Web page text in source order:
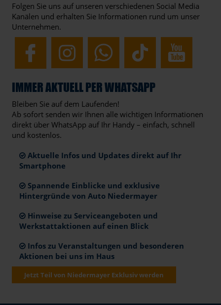
Folgen Sie uns auf unseren verschiedenen Social Media
Kanälen und erhalten Sie Informationen rund um unser
Unternehmen.
IMMER AKTUELL PER WHATSAPP
Bleiben Sie auf dem Laufenden!
Ab sofort senden wir Ihnen alle wichtigen Informationen
direkt über WhatsApp auf Ihr Handy – einfach, schnell
und kostenlos.
Aktuelle Infos und Updates direkt auf Ihr
Smartphone
Spannende Einblicke und exklusive
Hintergründe von Auto Niedermayer
Hinweise zu Serviceangeboten und
Werkstattaktionen auf einen Blick
Infos zu Veranstaltungen und besonderen
Aktionen bei uns im Haus
Jetzt Teil von Niedermayer Exklusiv werden